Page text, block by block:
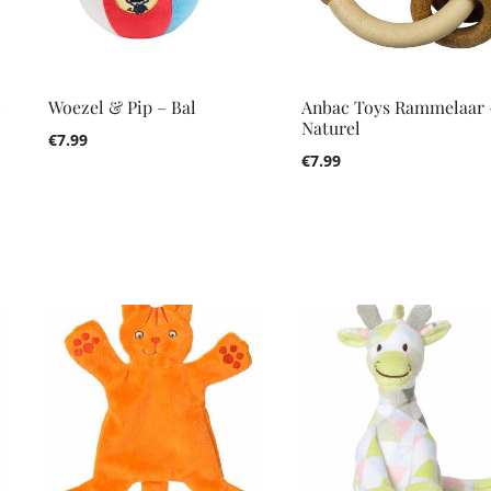
Woezel & Pip – Bal
€7.99
Anbac Toys Rammelaar
Naturel
€7.99